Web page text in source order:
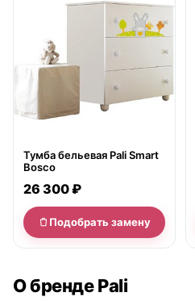
Тумба бельевая Pali Smart
Bosco
26 300 ₽
Подобрать замену
О бренде Pali